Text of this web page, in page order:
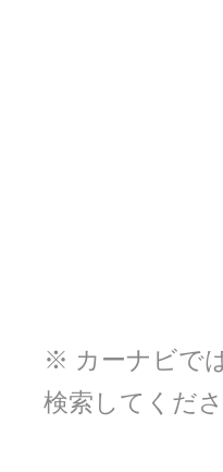
※ カーナビで
検索してくださ